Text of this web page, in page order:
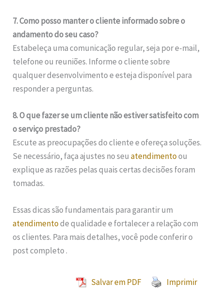
7. Como posso manter o cliente informado sobre o
andamento do seu caso?
Estabeleça uma comunicação regular, seja por e-mail,
telefone ou reuniões. Informe o cliente sobre
qualquer desenvolvimento e esteja disponível para
responder a perguntas.
8. O que fazer se um cliente não estiver satisfeito com
o serviço prestado?
Escute as preocupações do cliente e ofereça soluções.
Se necessário, faça ajustes no seuatendimentoou
explique as razões pelas quais certas decisões foram
tomadas.
Essas dicas são fundamentais para garantir um
atendimentode qualidade e fortalecer a relação com
os clientes. Para mais detalhes, você pode conferir o
post completo .
Salvar em PDF Imprimir